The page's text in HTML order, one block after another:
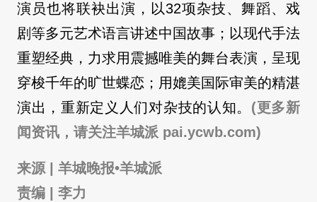
演员也将联袂出演，以32项杂技、舞蹈、戏
剧等多元艺术语言讲述中国故事；以现代手法
重塑经典，力求用震撼唯美的舞台表演，呈现
穿梭千年的旷世蝶恋；用媲美国际审美的精湛
演出，重新定义人们对杂技的认知。 (更多新
闻资讯，请关注羊城派 pai.ycwb.com)
来源 | 羊城晚报•羊城派
责编 | 李力